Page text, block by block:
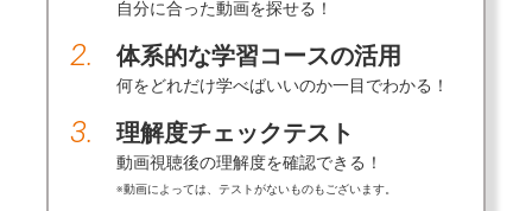
自分に合った動画を探せる！
2. 体系的な学習コースの活用
何をどれだけ学べばいいのか一目でわかる！
3. 理解度チェックテスト
動画視聴後の理解度を確認できる！
※動画によっては、テストがないものもございます。